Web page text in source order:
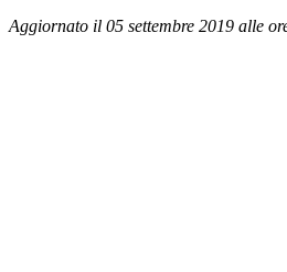
Aggiornato il 05 settembre 2019 alle